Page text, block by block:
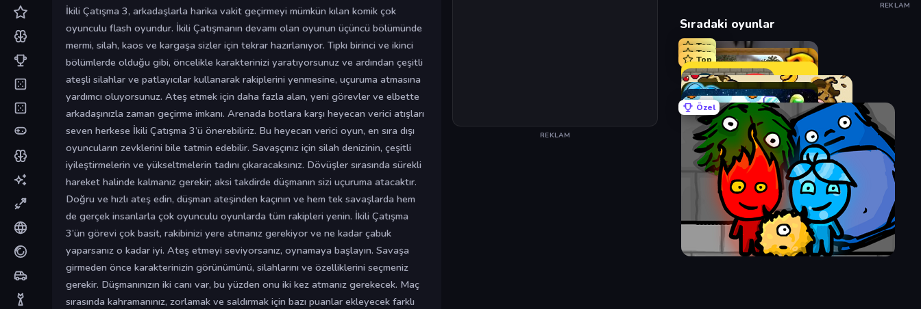
REKLAM
Sıradaki oyunlar
Top
Top
Top
Özel
İkili Çatışma 3, arkadaşlarla harika vakit geçirmeyi mümkün kılan komik çok
oyunculu flash oyundur. İkili Çatışmanın devamı olan oyunun üçüncü bölümünde
mermi, silah, kaos ve kargaşa sizler için tekrar hazırlanıyor. Tıpkı birinci ve ikinci
bölümlerde olduğu gibi, öncelikle karakterinizi yaratıyorsunuz ve ardından çeşitli
ateşli silahlar ve patlayıcılar kullanarak rakiplerini yenmesine, uçuruma atmasına
yardımcı oluyorsunuz. Ateş etmek için daha fazla alan, yeni görevler ve elbette
arkadaşınızla zaman geçirme imkanı. Arenada botlara karşı heyecan verici atışları
seven herkese İkili Çatışma 3’ü önerebiliriz. Bu heyecan verici oyun, en sıra dışı
oyuncuların zevklerini bile tatmin edebilir. Savaşçınız için silah denizinin, çeşitli
iyileştirmelerin ve yükseltmelerin tadını çıkaracaksınız. Dövüşler sırasında sürekli
hareket halinde kalmanız gerekir; aksi takdirde düşmanın sizi uçuruma atacaktır.
Doğru ve hızlı ateş edin, düşman ateşinden kaçının ve hem tek savaşlarda hem
de gerçek insanlarla çok oyunculu oyunlarda tüm rakipleri yenin. İkili Çatışma
3’ün görevi çok basit, rakibinizi yere atmanız gerekiyor ve ne kadar çabuk
yaparsanız o kadar iyi. Ateş etmeyi seviyorsanız, oynamaya başlayın. Savaşa
girmeden önce karakterinizin görünümünü, silahlarını ve özelliklerini seçmeniz
gerekir. Düşmanınızın iki canı var, bu yüzden onu iki kez atmanız gerekecek. Maç
sırasında kahramanınız, zorlamak ve saldırmak için bazı puanlar ekleyecek farklı
REKLAM